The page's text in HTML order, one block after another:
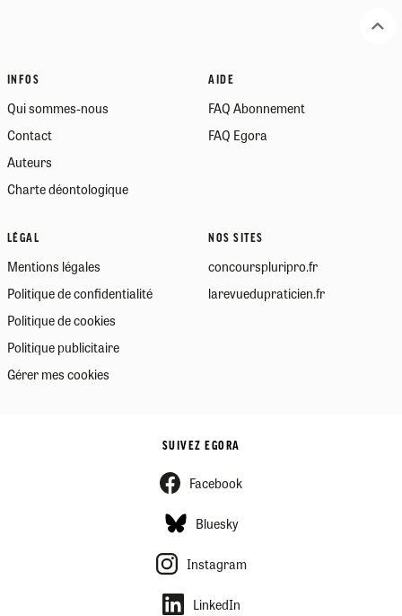
INFOS
Qui sommes-nous
Contact
Auteurs
Charte déontologique
AIDE
FAQ Abonnement
FAQ Egora
LÉGAL
Mentions légales
Politique de confidentialité
Politique de cookies
Politique publicitaire
Gérer mes cookies
NOS SITES
concourspluripro.fr
larevuedupraticien.fr
SUIVEZ EGORA
Facebook
Bluesky
Instagram
LinkedIn